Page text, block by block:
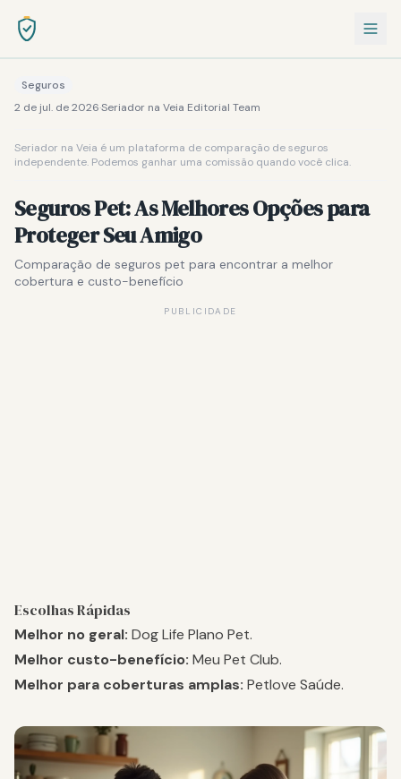
Seguros
2 de jul. de 2026·Seriador na Veia Editorial Team
Seriador na Veia é um plataforma de comparação de seguros
independente. Podemos ganhar uma comissão quando você clica.
Seguros Pet: As Melhores Opções para
Proteger Seu Amigo
Comparação de seguros pet para encontrar a melhor
cobertura e custo-benefício
PUBLICIDADE
Escolhas Rápidas
Melhor no geral: Dog Life Plano Pet.
Melhor custo-benefício: Meu Pet Club.
Melhor para coberturas amplas: Petlove Saúde.